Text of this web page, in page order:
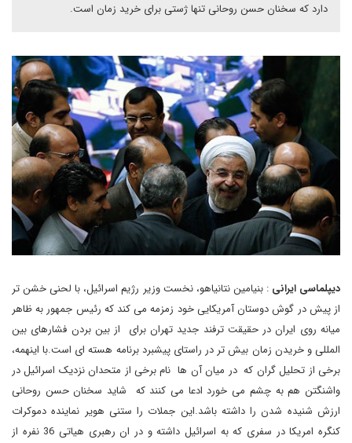
دارد که سخنان حسن روحانی تنها ژستی برای خرید زمان است.
دیپلماسی ایرانی: بنیامین نتانیاهو، نخست وزیر رژیم اسرائیل، با لحنی خشن تر
از پیش در گوش دوستان آمریکایی خود زمزمه می کند که رئیس جمهور به ظاهر
میانه روی ایران در حقیقت ترفند جدید تهران برای از بین بردن فشارهای بین
المللی و خریدن زمان بیش تر در راستای پیشبرد برنامه هسته ای است.با اینهمه،
برخی از تحلیل گران که در میان آن ها نام برخی از متحدان نزدیک اسرائیل در
واشنگتن هم به چشم می خورد ادعا می کنند که شاید سخنان حسن روحانی
ارزش شنیده شدن را داشته باشد.این جملات را ستنی هویر نماینده دموکرات
کنگره امریکا در سفری که به اسرائیل داشته و در ان رهبری هیاتی 36 نفره از